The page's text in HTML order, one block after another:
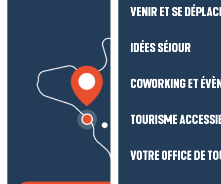
VENIR ET SE
IDÉES SÉJOUR
COWORKING ET
TOURISME
VOTRE OFFICE DE